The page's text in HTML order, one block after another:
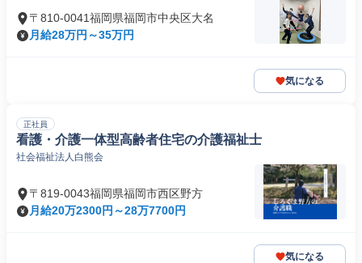
〒810-0041福岡県福岡市中央区大名
月給28万円～35万円
気になる
正社員
看護・介護一体型高齢者住宅の介護福祉士
社会福祉法人白熊会
〒819-0043福岡県福岡市西区野方
月給20万2300円～28万7700円
気になる